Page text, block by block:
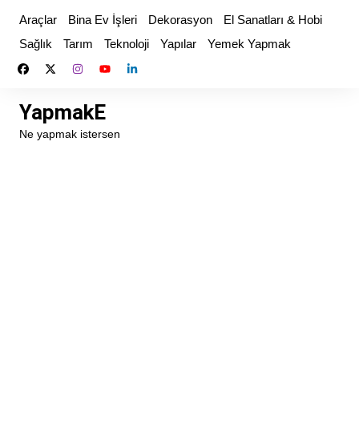
content
Araçlar Bina Ev İşleri Dekorasyon
El Sanatları & Hobi
Sağlık
Tarım Teknoloji Yapılar Yemek Yapmak
YapmakE
Ne yapmak istersen